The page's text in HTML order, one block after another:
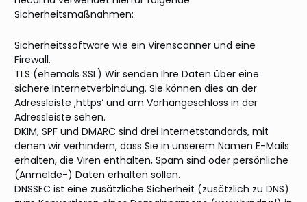
Sicherheitsmaßnahmen:
Sicherheitssoftware wie ein Virenscanner und eine
Firewall.
TLS (ehemals SSL) Wir senden Ihre Daten über eine
sichere Internetverbindung. Sie können dies an der
Adressleiste ‚https‘ und am Vorhängeschloss in der
Adressleiste sehen.
DKIM, SPF und DMARC sind drei Internetstandards, mit
denen wir verhindern, dass Sie in unserem Namen E-Mails
erhalten, die Viren enthalten, Spam sind oder persönliche
(Anmelde-) Daten erhalten sollen.
DNSSEC ist eine zusätzliche Sicherheit (zusätzlich zu DNS)